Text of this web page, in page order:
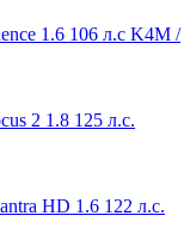
1.6 106 л.с K4M /
2 1.8 125 л.с.
HD 1.6 122 л.с.